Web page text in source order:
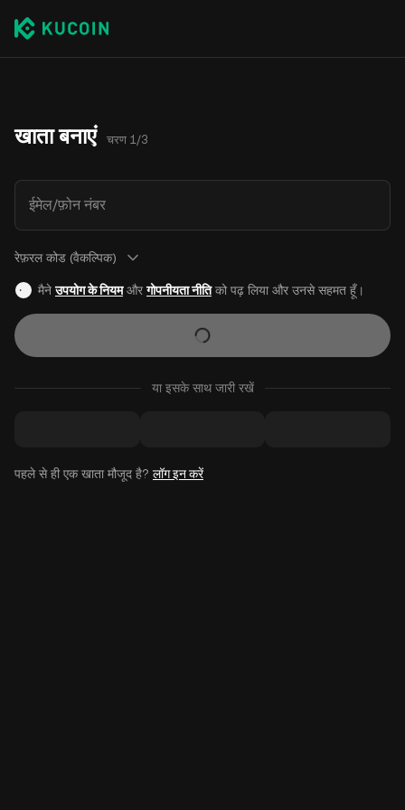
खाता बनाएं चरण 1/3
ईमेल/फ़ोन नंबर
रेफ़रल कोड (वैकल्पिक)
मैनेउपयोग के नियमऔरगोपनीयता नीतिको पढ़ लिया और उनसे सहमत हूँ।
या इसके साथ जारी रखें
पहले से ही एक खाता मौजूद है? लॉग इन करें